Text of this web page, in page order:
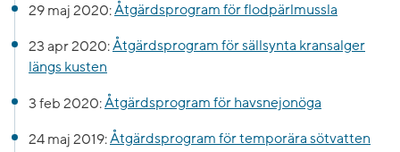
29 maj 2020:Åtgärdsprogram för flodpärlmussla
23 apr 2020:Åtgärdsprogram för sällsynta kransalger
längs kusten
3 feb 2020:Åtgärdsprogram för havsnejonöga
24 maj 2019:Åtgärdsprogram för temporära sötvatten